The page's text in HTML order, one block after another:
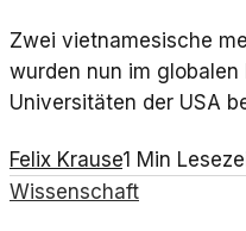
Zwei vietnamesische
wurden nun im globalen
Universitäten der USA
Medizinerausbildung.
Felix Krause1 Min
Wissenschaft